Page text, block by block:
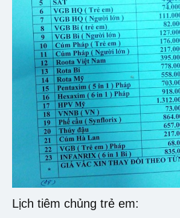
Lịch tiêm chủng trẻ em: